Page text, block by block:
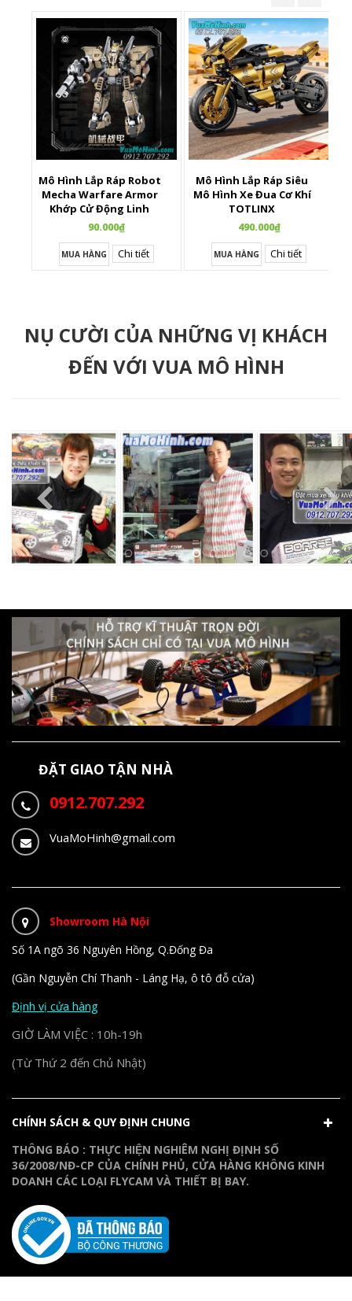
Mô Hình Lắp Ráp Robot
Mecha Warfare Armor
Khớp Cử Động Linh
Hoạt
90.000₫
MUA HÀNG Chi tiết
Mô Hình Lắp Ráp Siêu
Mô Hình Xe Đua Cơ Khí
TOTLINX
490.000₫
MUA HÀNG Chi tiết
NỤ CƯỜI CỦA NHỮNG VỊ KHÁCH
ĐẾN VỚI VUA MÔ HÌNH
ĐẶT GIAO TẬN NHÀ
0912.707.292
VuaMoHinh@gmail.com
Showroom Hà Nội
Số 1A ngõ 36 Nguyên Hồng, Q.Đống Đa
(Gần Nguyễn Chí Thanh - Láng Hạ, ô tô đỗ cửa)
Định vị cửa hàng
GIỜ LÀM VIỆC : 10h-19h
(Từ Thứ 2 đến Chủ Nhật)
CHÍNH SÁCH & QUY ĐỊNH CHUNG
THÔNG BÁO : THỰC HIỆN NGHIÊM NGHỊ ĐỊNH SỐ
36/2008/NĐ-CP CỦA CHÍNH PHỦ, CỬA HÀNG KHÔNG KINH
DOANH CÁC LOẠI FLYCAM VÀ THIẾT BỊ BAY.